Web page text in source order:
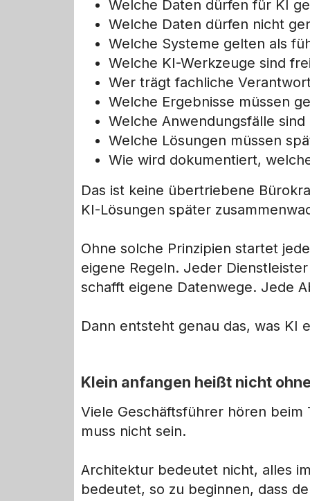
Welche Daten dürfen für KI
Welche Daten dürfen nicht
Welche Systeme gelten als
Welche KI-Werkzeuge sind
Wer trägt fachliche
Welche Ergebnisse müssen
Welche Anwendungsfälle
Welche Lösungen müssen
Wie wird dokumentiert,
Das ist keine übertriebene
KI-Lösungen später
Ohne solche Prinzipien startet
eigene Regeln. Jeder
schafft eigene Datenwege. Jede
Dann entsteht genau das, was KI
Klein anfangen heißt nicht
Viele Geschäftsführer hören beim
muss nicht sein.
Architektur bedeutet nicht, alles
bedeutet, so zu beginnen, dass